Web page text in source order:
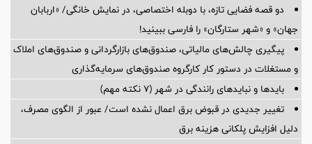
دو قصه فضایی تازه، با دوبله اختصاصی، در نمایش خانگی/ «اربابان
جهان» و «شهر ستارگان» را فارسی ببینید!
پیگیری چالش‌های مالیاتی، صندوق‌های بازارگردانی و صندوق‌های املاک
و مستغلات در دستور کار کارگروه صندوق‌های سرمایه‌گذاری
بایدها و نبایدهای رانندگی در شهر (۷ نکته مهم)
تغییر جدیدی در قبوض برق اعمال نشده است/ عبور از الگوی مصرف،
دلیل افزایش پلکانی هزینه برق